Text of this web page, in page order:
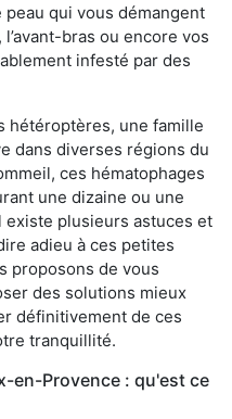
qui vous démangent
bras ou encore vos
infesté par des
hétéroptères, une famille
dans diverses régions du
ces hématophages
une dizaine ou une
plusieurs astuces et
adieu à ces petites
proposons de vous
des solutions mieux
définitivement de ces
tranquillité.
en-Provence : qu'est ce